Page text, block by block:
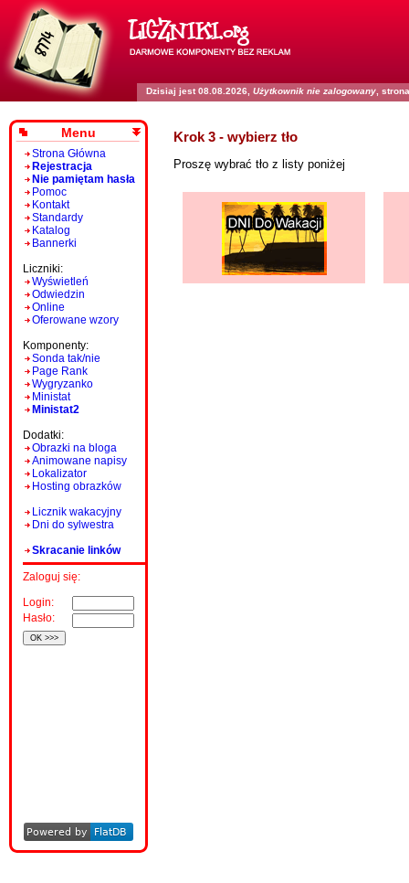
Dzisiaj jest 08.08.2026, Użytkownik nie zalogowany ,
Menu
Strona Główna
Rejestracja
Nie pamiętam hasła
Pomoc
Kontakt
Standardy
Katalog
Bannerki
Liczniki:
Wyświetleń
Odwiedzin
Online
Oferowane wzory
Komponenty:
Sonda tak/nie
Page Rank
Wygryzanko
Ministat
Ministat2
Dodatki:
Obrazki na bloga
Animowane napisy
Lokalizator
Hosting obrazków
Licznik wakacyjny
Dni do sylwestra
Skracanie linków
Zaloguj się:
Login:
Hasło:
Krok 3 - wybierz tło
Proszę wybrać tło z listy poniżej